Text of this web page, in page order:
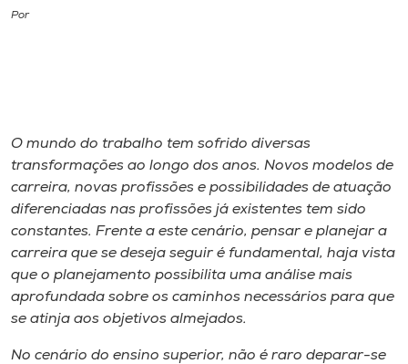
Biblioteca
Rádio
Museu
Por
O mundo do trabalho tem sofrido diversas
transformações ao longo dos anos. Novos modelos de
carreira, novas profissões e possibilidades de atuação
diferenciadas nas profissões já existentes tem sido
constantes. Frente a este cenário, pensar e planejar a
carreira que se deseja seguir é fundamental, haja vista
que o planejamento possibilita uma análise mais
aprofundada sobre os caminhos necessários para que
se atinja aos objetivos almejados.
No cenário do ensino superior, não é raro deparar-se